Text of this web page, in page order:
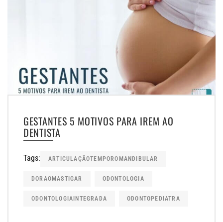
GESTANTES 5 MOTIVOS PARA IREM AO
DENTISTA
Tags: ARTICULAÇÃOTEMPOROMANDIBULAR
DORAOMASTIGAR ODONTOLOGIA
ODONTOLOGIAINTEGRADA ODONTOPEDIATRA